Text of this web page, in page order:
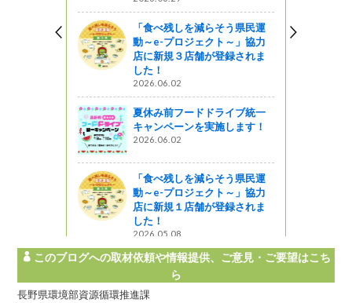
「食べ残しを減らそう県民運
動～e-プロジェクト～」協力
店に新規３店舗が登録されま
した！
2026.06.02
夏休み前フードドライブ統一
キャンペーンを実施します！
2026.06.02
「食べ残しを減らそう県民運
動～e-プロジェクト～」協力
店に新規１店舗が登録されま
した！
2026.05.08
このブログへの取材依頼や情報提供、ご意見・ご要望はこち
ら
長野県環境部資源循環推進課